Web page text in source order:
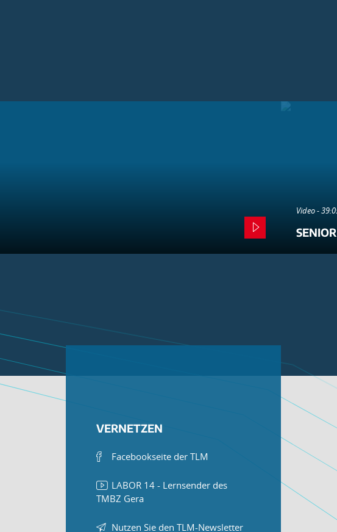
Video -
VERNETZEN
Facebookseite der TLM
LABOR 14 - Lernsender des
TMBZ Gera
Nutzen Sie den TLM-Newsletter